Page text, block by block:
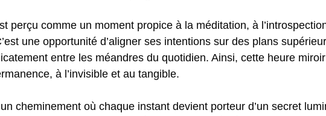
perçu comme un moment propice à la méditation, à
une opportunité d’aligner ses intentions sur des plans
entre les méandres du quotidien. Ainsi, cette heure
à l’invisible et au tangible.
cheminement où chaque instant devient porteur d’un secret